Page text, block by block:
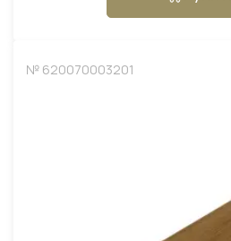
№ 620070003201